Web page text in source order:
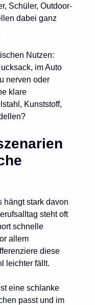
Schüler, Outdoor-
dabei ganz
Nutzen:
im Auto
nerven oder
klare
Kunststoff,
hängt stark davon
steht oft
schnelle
allem
diese
leichter fällt.
eine schlanke
passt und im